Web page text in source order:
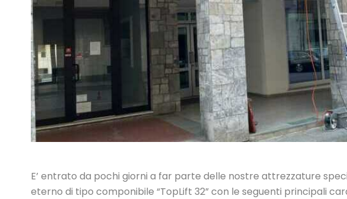
E’ entrato da pochi giorni a far parte delle nostre attrezzature
eterno di tipo componibile “TopLift 32” con le seguenti principali